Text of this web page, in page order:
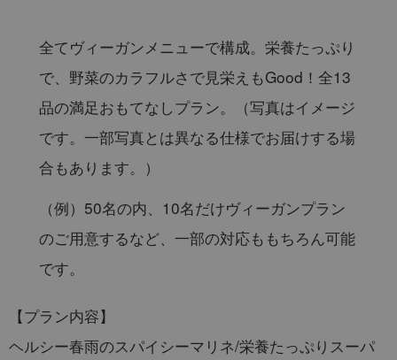
全てヴィーガンメニューで構成。栄養たっぷり
で、野菜のカラフルさで見栄えもGood！全13
品の満足おもてなしプラン。（写真はイメージ
です。一部写真とは異なる仕様でお届けする場
合もあります。）
（例）50名の内、10名だけヴィーガンプラン
のご用意するなど、一部の対応ももちろん可能
です。
【プラン内容】
ヘルシー春雨のスパイシーマリネ/栄養たっぷりスーパ